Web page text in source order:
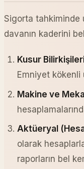
Sigorta tahkiminde
davanın kaderini
Kusur
Emniyet kökenli
Makine ve
Aktüeryal
olarak
raporların bel